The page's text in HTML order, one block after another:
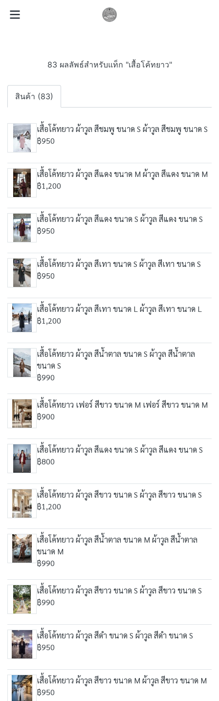
83 ผลลัพธ์สำหรับแท็ก "เสื้อโค้ทยาว"
สินค้า (83)
เสื้อโค้ทยาว ผ้าวูล สีชมพู ขนาด S ผ้าวูล สีชมพู ขนาด S
฿950
เสื้อโค้ทยาว ผ้าวูล สีแดง ขนาด M ผ้าวูล สีแดง ขนาด M
฿1,200
เสื้อโค้ทยาว ผ้าวูล สีแดง ขนาด S ผ้าวูล สีแดง ขนาด S
฿950
เสื้อโค้ทยาว ผ้าวูล สีเทา ขนาด S ผ้าวูล สีเทา ขนาด S
฿950
เสื้อโค้ทยาว ผ้าวูล สีเทา ขนาด L ผ้าวูล สีเทา ขนาด L
฿1,200
เสื้อโค้ทยาว ผ้าวูล สีน้ำตาล ขนาด S ผ้าวูล สีน้ำตาล
ขนาด S
฿990
เสื้อโค้ทยาว เฟอร์ สีขาว ขนาด M เฟอร์ สีขาว ขนาด M
฿900
เสื้อโค้ทยาว ผ้าวูล สีแดง ขนาด S ผ้าวูล สีแดง ขนาด S
฿800
เสื้อโค้ทยาว ผ้าวูล สีขาว ขนาด S ผ้าวูล สีขาว ขนาด S
฿1,200
เสื้อโค้ทยาว ผ้าวูล สีน้ำตาล ขนาด M ผ้าวูล สีน้ำตาล
ขนาด M
฿990
เสื้อโค้ทยาว ผ้าวูล สีขาว ขนาด S ผ้าวูล สีขาว ขนาด S
฿990
เสื้อโค้ทยาว ผ้าวูล สีดำ ขนาด S ผ้าวูล สีดำ ขนาด S
฿950
เสื้อโค้ทยาว ผ้าวูล สีขาว ขนาด M ผ้าวูล สีขาว ขนาด M
฿950